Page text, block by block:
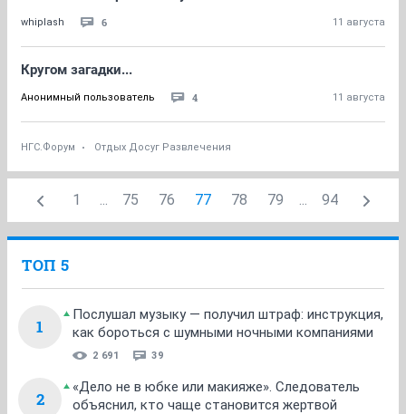
whiplash 6 11 августа
Кругом загадки...
Анонимный пользователь 4 11 августа
НГС.Форум Отдых Досуг Развлечения
1 ... 75 76 77 78 79 ... 94
ТОП 5
1
Послушал музыку — получил штраф: инструкция,
как бороться с шумными ночными компаниями
2 691 39
2
«Дело не в юбке или макияже». Следователь
объяснил, кто чаще становится жертвой